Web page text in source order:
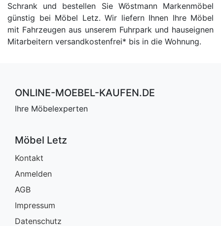
Schrank und bestellen Sie Wöstmann Markenmöbel
günstig bei Möbel Letz. Wir liefern Ihnen Ihre Möbel
mit Fahrzeugen aus unserem Fuhrpark und hauseignen
Mitarbeitern versandkostenfrei* bis in die Wohnung.
ONLINE-MOEBEL-KAUFEN.DE
Ihre Möbelexperten
Möbel Letz
Kontakt
Anmelden
AGB
Impressum
Datenschutz